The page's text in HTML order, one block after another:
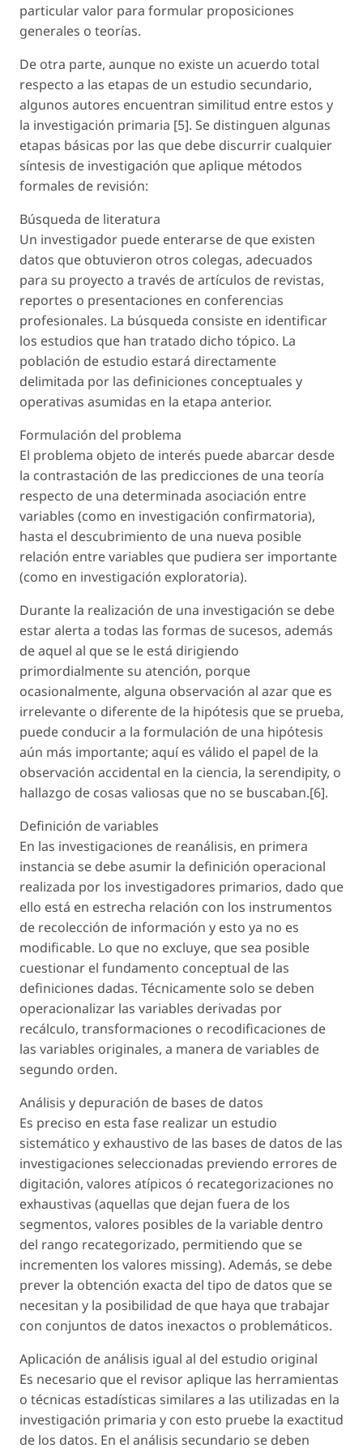
particular valor para formular proposiciones
generales o teorías.
De otra parte, aunque no existe un acuerdo total
respecto a las etapas de un estudio secundario,
algunos autores encuentran similitud entre estos y
la investigación primaria [5]. Se distinguen algunas
etapas básicas por las que debe discurrir cualquier
síntesis de investigación que aplique métodos
formales de revisión:
Búsqueda de literatura
Un investigador puede enterarse de que existen
datos que obtuvieron otros colegas, adecuados
para su proyecto a través de artículos de revistas,
reportes o presentaciones en conferencias
profesionales. La búsqueda consiste en identificar
los estudios que han tratado dicho tópico. La
población de estudio estará directamente
delimitada por las definiciones conceptuales y
operativas asumidas en la etapa anterior.
Formulación del problema
El problema objeto de interés puede abarcar desde
la contrastación de las predicciones de una teoría
respecto de una determinada asociación entre
variables (como en investigación confirmatoria),
hasta el descubrimiento de una nueva posible
relación entre variables que pudiera ser importante
(como en investigación exploratoria).
Durante la realización de una investigación se debe
estar alerta a todas las formas de sucesos, además
de aquel al que se le está dirigiendo
primordialmente su atención, porque
ocasionalmente, alguna observación al azar que es
irrelevante o diferente de la hipótesis que se prueba,
puede conducir a la formulación de una hipótesis
aún más importante; aquí es válido el papel de la
observación accidental en la ciencia, la serendipity, o
hallazgo de cosas valiosas que no se buscaban.[6].
Definición de variables
En las investigaciones de reanálisis, en primera
instancia se debe asumir la definición operacional
realizada por los investigadores primarios, dado que
ello está en estrecha relación con los instrumentos
de recolección de información y esto ya no es
modificable. Lo que no excluye, que sea posible
cuestionar el fundamento conceptual de las
definiciones dadas. Técnicamente solo se deben
operacionalizar las variables derivadas por
recálculo, transformaciones o recodificaciones de
las variables originales, a manera de variables de
segundo orden.
Análisis y depuración de bases de datos
Es preciso en esta fase realizar un estudio
sistemático y exhaustivo de las bases de datos de las
investigaciones seleccionadas previendo errores de
digitación, valores atípicos ó recategorizaciones no
exhaustivas (aquellas que dejan fuera de los
segmentos, valores posibles de la variable dentro
del rango recategorizado, permitiendo que se
incrementen los valores missing). Además, se debe
prever la obtención exacta del tipo de datos que se
necesitan y la posibilidad de que haya que trabajar
con conjuntos de datos inexactos o problemáticos.
Aplicación de análisis igual al del estudio original
Es necesario que el revisor aplique las herramientas
o técnicas estadísticas similares a las utilizadas en la
investigación primaria y con esto pruebe la exactitud
de los datos. En el análisis secundario se deben